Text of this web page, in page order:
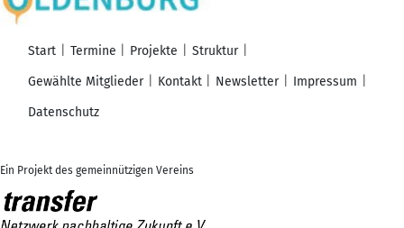
Start Termine Projekte
Struktur
Gewählte Mitglieder
Kontakt Newsletter
Impressum
Datenschutz
Ein Projekt des gemeinnützigen Vereins